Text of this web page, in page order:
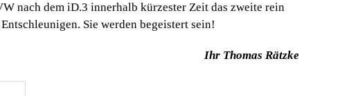
nach dem iD.3 innerhalb kürzester Zeit das zweite rein
Sie werden begeistert sein!
Ihr Thomas Rätzke